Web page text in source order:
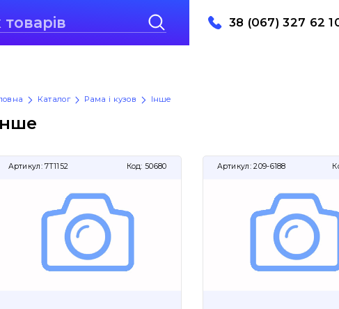
38 (067) 327 62
Каталог Рама і кузов Інше
Артикул: 7T1152 Код: 50680 Артикул: 209-6188